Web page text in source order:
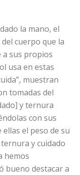
la mano, el
cuerpo que la
a sus propios
usa en estas
muestran
tomadas del
y ternura
con sus
el peso de su
y cuidado
hemos
bueno destacar a